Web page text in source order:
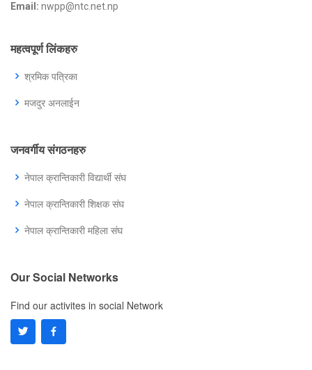
Email: nwpp@ntc.net.np
महत्वपूर्ण लिंकहरु
श्रमिक पत्रिका
मजदुर अनलाईन
जनवर्गीय संगठनहरु
नेपाल क्रान्तिकारी विद्यार्थी संघ
नेपाल क्रान्तिकारी शिक्षक संघ
नेपाल क्रान्तिकारी महिला संघ
Our Social Networks
Find our activites in social Network